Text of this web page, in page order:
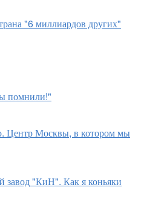
"6 миллиардов других"
помнили!"
Центр Москвы, в котором мы
завод "КиН". Как я коньяки